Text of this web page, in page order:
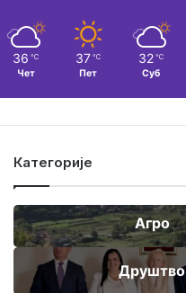
36 ℃
Чет
37 ℃
Пет
32 ℃
Суб
Категорије
Агро
Друштво